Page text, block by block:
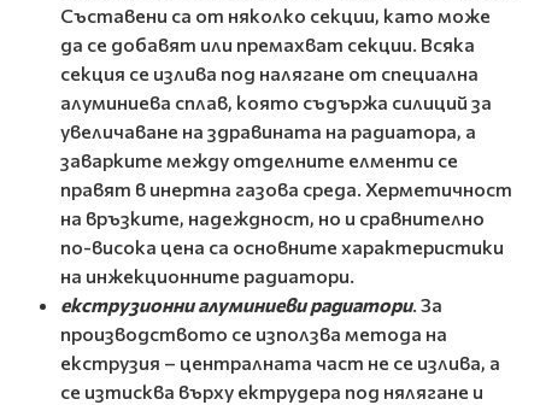
Съставени са от няколко секции, като може
да се добавят или премахват секции. Всяка
секция се излива под налягане от специална
алуминиева сплав, която съдържа силиций за
увеличаване на здравината на радиатора, а
заварките между отделните елменти се
правят в инертна газова среда. Херметичност
на връзките, надеждност, но и сравнително
по-висока цена са основните характеристики
на инжекционните радиатори.
екструзионни алуминиеви радиатори. За
производството се използва метода на
екструзия – централната част не се излива, а
се изтисква върху ектрудера под нялягане и